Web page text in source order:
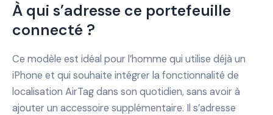
À qui s’adresse ce portefeuille
connecté ?
Ce modèle est idéal pour l’homme qui utilise déjà un
iPhone et qui souhaite intégrer la fonctionnalité de
localisation AirTag dans son quotidien, sans avoir à
ajouter un accessoire supplémentaire. Il s’adresse